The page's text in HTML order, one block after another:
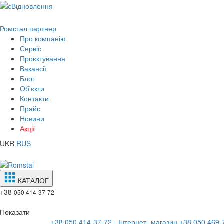
Ромстал партнер
Про компанію
Сервіс
Проєктування
Вакансії
Блог
Об'єкти
Контакти
Прайс
Новини
Акції
UKR RUS
КАТАЛОГ
+38 050 414-37-72
Показати
+38 050 414-37-72 - Інтернет- магазин +38 050